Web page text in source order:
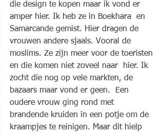
die design te kopen maar ik vond er
amper hier. Ik heb ze in Boekhara  en
Samarcande gemist. Hier dragen de
vrouwen andere sjaals. Vooral de
moslims. Ze zijn meer voor de toeristen
en die komen niet zoveel naar  hier. Ik
zocht die nog op vele markten, de
bazaars maar vond er geen.  Een
oudere vrouw ging rond met
brandende kruiden in een potje om de
kraampjes te reinigen. Maar dit hielp